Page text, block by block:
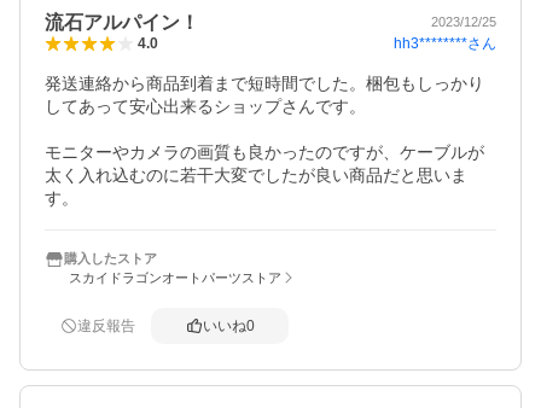
流石アルパイン！ 2023/12/25
4.0 hh3********さん
発送連絡から商品到着まで短時間でした。梱包もしっかり
してあって安心出来るショップさんです。
モニターやカメラの画質も良かったのですが、ケーブルが
太く入れ込むのに若干大変でしたが良い商品だと思いま
す。
購入したストア
スカイドラゴンオートパーツストア
違反報告 いいね0